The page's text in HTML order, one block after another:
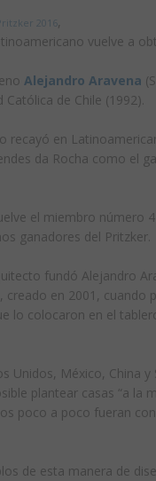
2016,
vuelve a
Alejandro Aravena
de Chile (1992).
recayó en
da Rocha como el
el miembro número
ganadores del Pritzker.
fundó Alejandro
creado en 2001, cuando
lo colocaron en el
Unidos, México, China y
plantear casas “a la
poco a poco fueran
de esta manera de